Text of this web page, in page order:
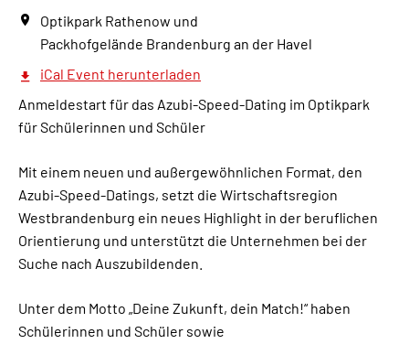
Optikpark Rathenow und
Packhofgelände Brandenburg an der Havel
iCal Event herunterladen
Anmeldestart für das Azubi-Speed-Dating im Optikpark
für Schülerinnen und Schüler
Mit einem neuen und außergewöhnlichen Format, den
Azubi-Speed-Datings, setzt die Wirtschaftsregion
Westbrandenburg ein neues Highlight in der beruflichen
Orientierung und unterstützt die Unternehmen bei der
Suche nach Auszubildenden.
Unter dem Motto „Deine Zukunft, dein Match!“ haben
Schülerinnen und Schüler sowie